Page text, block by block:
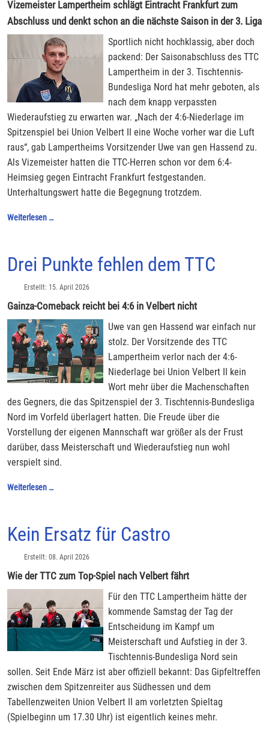
Vizemeister Lampertheim schlägt Eintracht Frankfurt zum
Abschluss und denkt schon an die nächste Saison in der 3. Liga
Sportlich nicht hochklassig, aber doch
packend: Der Saisonabschluss des TTC
Lampertheim in der 3. Tischtennis-
Bundesliga Nord hat mehr geboten, als
nach dem knapp verpassten
Wiederaufstieg zu erwarten war. „Nach der 4:6-Niederlage im
Spitzenspiel bei Union Velbert II eine Woche vorher war die Luft
raus“, gab Lampertheims Vorsitzender Uwe van gen Hassend zu.
Als Vizemeister hatten die TTC-Herren schon vor dem 6:4-
Heimsieg gegen Eintracht Frankfurt festgestanden.
Unterhaltungswert hatte die Begegnung trotzdem.
Weiterlesen …
Drei Punkte fehlen dem TTC
Erstellt: 15. April 2026
Gainza-Comeback reicht bei 4:6 in Velbert nicht
Uwe van gen Hassend war einfach nur
stolz. Der Vorsitzende des TTC
Lampertheim verlor nach der 4:6-
Niederlage bei Union Velbert II kein
Wort mehr über die Machenschaften
des Gegners, die das Spitzenspiel der 3. Tischtennis-Bundesliga
Nord im Vorfeld überlagert hatten. Die Freude über die
Vorstellung der eigenen Mannschaft war größer als der Frust
darüber, dass Meisterschaft und Wiederaufstieg nun wohl
verspielt sind.
Weiterlesen …
Kein Ersatz für Castro
Erstellt: 08. April 2026
Wie der TTC zum Top-Spiel nach Velbert fährt
Für den TTC Lampertheim hätte der
kommende Samstag der Tag der
Entscheidung im Kampf um
Meisterschaft und Aufstieg in der 3.
Tischtennis-Bundesliga Nord sein
sollen. Seit Ende März ist aber offiziell bekannt: Das Gipfeltreffen
zwischen dem Spitzenreiter aus Südhessen und dem
Tabellenzweiten Union Velbert II am vorletzten Spieltag
(Spielbeginn um 17.30 Uhr) ist eigentlich keines mehr.